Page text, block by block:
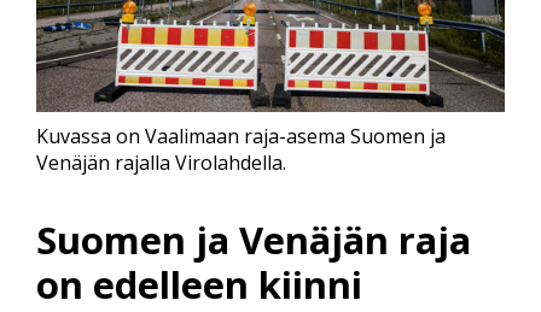
Suomen ja Venäjän raja
on edelleen kiinni
Kuvassa on Vaalimaan raja-asema Suomen ja
Venäjän rajalla Virolahdella.